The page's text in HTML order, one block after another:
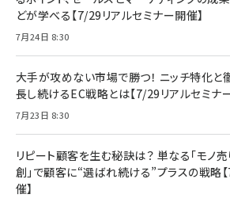
どが学べる【7/29リアルセミナー開催】
7月24日 8:30
大手が攻めない市場で勝つ！ ニッチ特化
長し続けるEC戦略とは【7/29リアルセミナ
7月23日 8:30
リピート顧客を生む秘訣は？ 単なる「モノ売
創」で顧客に“選ばれ続ける”プラスの戦略
催】